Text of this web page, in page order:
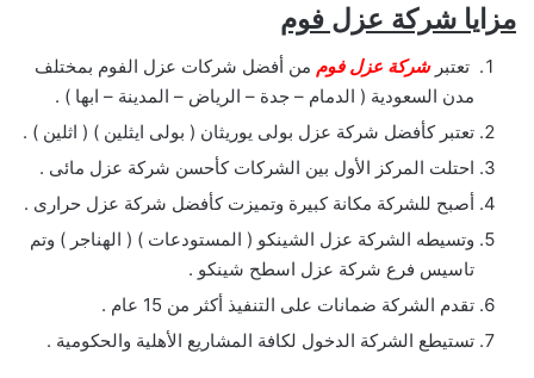
مزايا شركة عزل فوم
تعتبرشركة عزل فوم من أفضل شركات عزل الفوم بمختلف
مدن السعودية ( الدمام – جدة – الرياض – المدينة – ابها ) .
تعتبر كأفضل شركة عزل بولى يوريثان ( بولى ايثلين ) ( اثلين ) .
احتلت المركز الأول بين الشركات كأحسن شركة عزل مائى .
أصبح للشركة مكانة كبيرة وتميزت كأفضل شركة عزل حرارى .
وتسيطه الشركة عزل الشينكو ( المستودعات ) ( الهناجر ) وتم
تاسيس فرع شركة عزل اسطح شينكو .
تقدم الشركة ضمانات على التنفيذ أكثر من 15 عام .
تستيطع الشركة الدخول لكافة المشاريع الأهلية والحكومية .